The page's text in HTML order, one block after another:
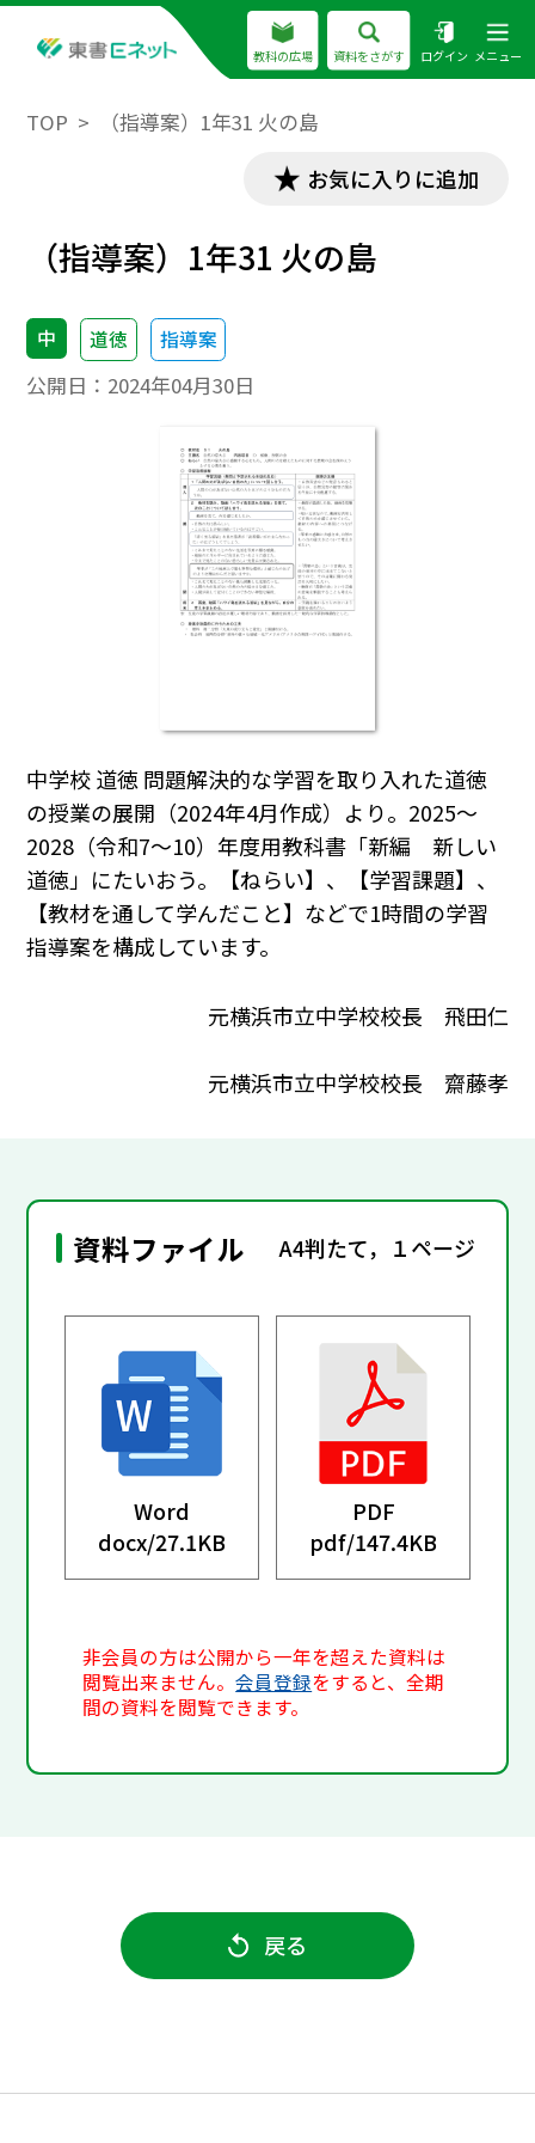
教科の広場 資料をさがす ログイン メニュー
TOP （指導案）1年31 火の島
お気に入りに追加
（指導案）1年31 火の島
中 道徳 指導案
公開日： 2024年04月30日
中学校 道徳 問題解決的な学習を取り入れた道徳
の授業の展開（2024年4月作成）より。2025～
2028（令和7～10）年度用教科書「新編 新しい
道徳」にたいおう。【ねらい】、【学習課題】、
【教材を通して学んだこと】などで1時間の学習
指導案を構成しています。
元横浜市立中学校校長 飛田仁
元横浜市立中学校校長 齋藤孝
資料ファイル A4判たて，１ページ
Word
docx/27.1KB
PDF
pdf/147.4KB
非会員の方は公開から一年を超えた資料は
閲覧出来ません。会員登録をすると、全期
間の資料を閲覧できます。
戻る